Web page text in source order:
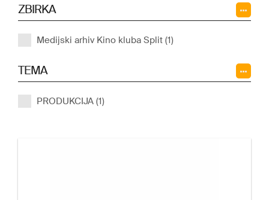
ZBIRKA
Medijski arhiv Kino kluba Split (1)
TEMA
PRODUKCIJA (1)